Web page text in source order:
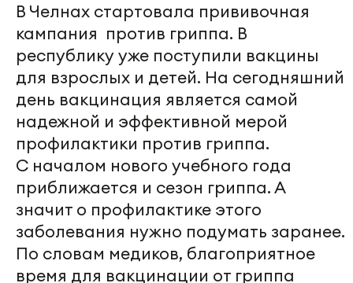
В Челнах стартовала прививочная
кампания против гриппа. В
республику уже поступили вакцины
для взрослых и детей. На сегодняшний
день вакцинация является самой
надежной и эффективной мерой
профилактики против гриппа.
С началом нового учебного года
приближается и сезон гриппа. А
значит о профилактике этого
заболевания нужно подумать заранее.
По словам медиков, благоприятное
время для вакцинации от гриппа